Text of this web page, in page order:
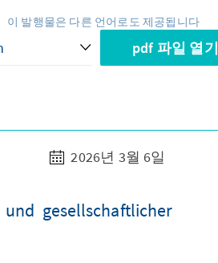
이 발행물은 다른 언어로도 제공됩니다
pdf 파일 열기
2026년 3월 6일
gesellschaftlicher